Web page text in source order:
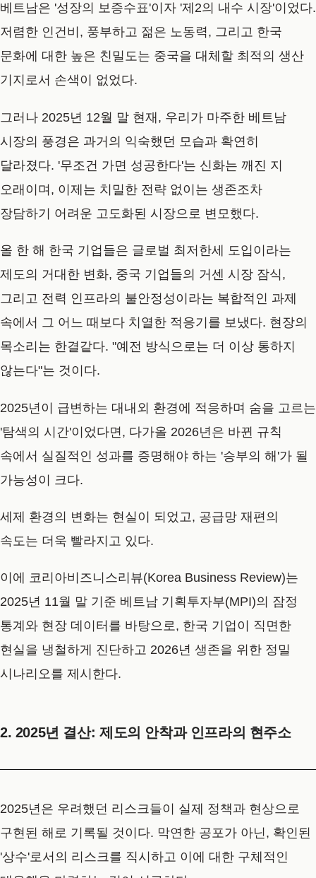
베트남은 '성장의 보증수표'이자 '제2의 내수 시장'이었다.
저렴한 인건비, 풍부하고 젊은 노동력, 그리고 한국
문화에 대한 높은 친밀도는 중국을 대체할 최적의 생산
기지로서 손색이 없었다.
그러나 2025년 12월 말 현재, 우리가 마주한 베트남
시장의 풍경은 과거의 익숙했던 모습과 확연히
달라졌다. '무조건 가면 성공한다'는 신화는 깨진 지
오래이며, 이제는 치밀한 전략 없이는 생존조차
장담하기 어려운 고도화된 시장으로 변모했다.
올 한 해 한국 기업들은 글로벌 최저한세 도입이라는
제도의 거대한 변화, 중국 기업들의 거센 시장 잠식,
그리고 전력 인프라의 불안정성이라는 복합적인 과제
속에서 그 어느 때보다 치열한 적응기를 보냈다. 현장의
목소리는 한결같다. "예전 방식으로는 더 이상 통하지
않는다"는 것이다.
2025년이 급변하는 대내외 환경에 적응하며 숨을 고르는
'탐색의 시간'이었다면, 다가올 2026년은 바뀐 규칙
속에서 실질적인 성과를 증명해야 하는 '승부의 해'가 될
가능성이 크다.
세제 환경의 변화는 현실이 되었고, 공급망 재편의
속도는 더욱 빨라지고 있다.
이에 코리아비즈니스리뷰(Korea Business Review)는
2025년 11월 말 기준 베트남 기획투자부(MPI)의 잠정
통계와 현장 데이터를 바탕으로, 한국 기업이 직면한
현실을 냉철하게 진단하고 2026년 생존을 위한 정밀
시나리오를 제시한다.
2. 2025년 결산: 제도의 안착과 인프라의 현주소
2025년은 우려했던 리스크들이 실제 정책과 현상으로
구현된 해로 기록될 것이다. 막연한 공포가 아닌, 확인된
'상수'로서의 리스크를 직시하고 이에 대한 구체적인